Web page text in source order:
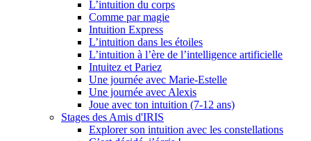
L’intuition du corps
Comme par magie
Intuition Express
L’intuition dans les étoiles
L’intuition à l’ère de l’intelligence artificielle
Intuitez et Pariez
Une journée avec Marie-Estelle
Une journée avec Alexis
Joue avec ton intuition (7-12 ans)
Stages des Amis d'IRIS
Explorer son intuition avec les constellations